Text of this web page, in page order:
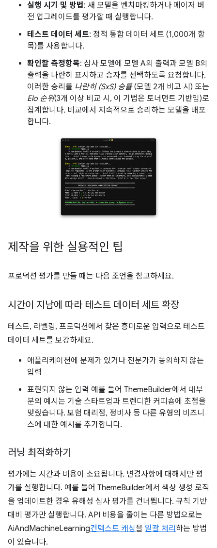
실행 시기 및 방법: 새 모델을 벤치마킹하거나 메이저 버
전 업그레이드를 평가할 때 실행합니다.
테스트 데이터 세트: 정적 통합 데이터 세트 (1,000개 항
목)를 사용합니다.
확인할 측정항목: 심사 모델에 모델 A의 출력과 모델 B의
출력을 나란히 표시하고 승자를 선택하도록 요청합니다.
이러한 승리를 나란히 (SxS) 승률(모델 2개 비교 시) 또는
Elo 순위(3개 이상 비교 시, 이 기법은 토너먼트 기반임)로
집계합니다. 비교에서 지속적으로 승리하는 모델을 배포
합니다.
제작을 위한 실용적인 팁
프로덕션 평가를 만들 때는 다음 조언을 참고하세요.
시간이 지남에 따라 테스트 데이터 세트 확장
테스트, 라벨링, 프로덕션에서 찾은 흥미로운 입력으로 테스트
데이터 세트를 보강하세요.
애플리케이션에 문제가 있거나 전문가가 동의하지 않는
입력
표현되지 않는 입력 예를 들어 ThemeBuilder에서 대부
분의 예시는 기술 스타트업과 트렌디한 커피숍에 초점을
맞췄습니다. 보험 대리점, 정비사 등 다른 유형의 비즈니
스에 대한 예시를 추가합니다.
러닝 최적화하기
평가에는 시간과 비용이 소요됩니다. 변경사항에 대해서만 평
가를 실행합니다. 예를 들어 ThemeBuilder에서 색상 생성 로직
을 업데이트한 경우 유해성 심사 평가를 건너뜁니다. 규칙 기반
대비 평가만 실행합니다. API 비용을 줄이는 다른 방법으로는
AiAndMachineLearning컨텍스트 캐싱을 일괄 처리 하는 방법
이 있습니다.